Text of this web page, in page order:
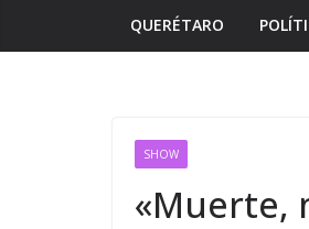
QUERÉTARO
SHOW
«Muerte,